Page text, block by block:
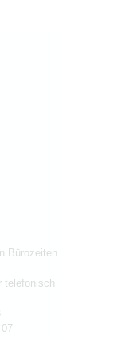
Bürozeiten
telefonisch